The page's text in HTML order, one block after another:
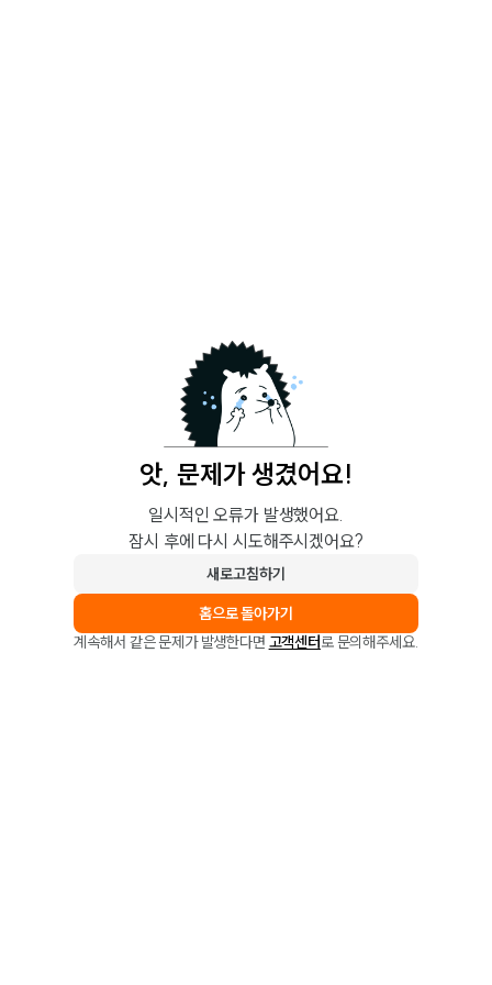
앗, 문제가 생겼어요!
일시적인 오류가 발생했어요.
잠시 후에 다시 시도해주시겠어요?
새로고침하기
홈으로 돌아가기
계속해서 같은 문제가 발생한다면 고객센터로 문의해주세요.